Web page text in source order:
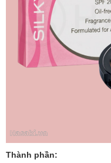
Thành phần: